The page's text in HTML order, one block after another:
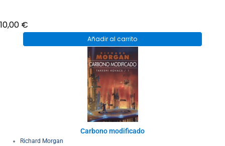
10,00 €
Añadir al carrito
Carbono modificado
Richard Morgan